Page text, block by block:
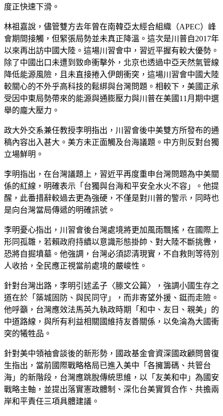
度正快速下滑。
林祖嘉說，儘管雙方去年曾在南韓亞太經合組織（APEC）峰
會期間接觸，但緊張局勢並未真正降溫。這次是川普自2017年
以來再出訪中國大陸。這場川習會中，習近平握有較大優勢。
除了中國出口未遭到致命衝擊外，北京也透過中亞天然氣管線
降低能源風險，且未直接捲入伊朗衝突，這場川習會中國大陸
較關心的不外乎高科技的鬆綁與台灣問題。相較下，美國正承
受因中東局勢帶來的能源與通膨壓力與川普在美國11月期中選
舉的龐大壓力。
政大外交系兼任教授李明指出，川習會後中美雙方所發布的通
稿內容出入甚大。美方未正面觸及台海議題。中方則反對台獨
立場鮮明。
李明指出，在台灣議題上，習近平再度重申台灣問題為中美關
係的紅線，明確表示「台獨與台海和平安全水火不容」。他提
醒，此番措辭較過去更為強硬，不僅是對川普的警示，同時也
是向台灣當局傳遞的明確訊號。
李明憂心指出，川習會後台灣處境將更加風雨飄搖，在國際上
形同孤雛，若賴政府持續以意識形態掛帥、對大陸不斷挑釁，
恐將自掘墳墓。他強調，台灣必須認清現實，不自救則等待別
人收拾，全民應正視當前處境的嚴峻性。
針對台灣出路，李明引述孟子〈滕文公篇〉，強調小國生存之
道在於「築城固防、與民同守」，而非寄望外援、鋌而走險。
他呼籲，台灣應效法馬英九執政時期「和中、友日、親美」的
中道路線，與所有利益相關國維持友善關係，以免淪為大國衝
突的犧牲品。
針對美中領袖會談後的新形勢，國政基金會資深國政顧問曾復
生指出，當前國際戰略格局已進入美中「各擁籌碼、共管台
海」的新階段，台灣應跳脫傳統思維，以「友美和中」為國安
戰略主軸，並提出落實憲政體制、深化台美實質合作、共擔兩
岸和平責任三項具體建議。